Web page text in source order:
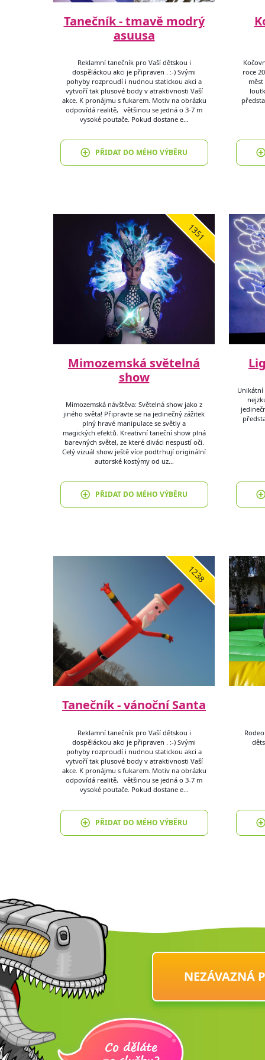
Tanečník - tmavě modrý
asuusa
Reklamní tanečník pro Vaší dětskou i
dospěláckou akci je připraven . :-) Svými
pohyby rozproudí i nudnou statickou akci a
vytvoří tak plusové body v atraktivnosti Vaší
akce. K pronájmu s fukarem. Motiv na obrázku
odpovídá realitě, většinou se jedná o 3-7 m
vysoké poutače. Pokud dostane e…
PŘIDAT DO MÉHO VÝBĚRU
roce
1351
Mimozemská světelná
show
Mimozemská návštěva: Světelná show jako z
jiného světa! Připravte se na jedinečný zážitek
plný hravé manipulace se světly a
magických efektů. Kreativní taneční show plná
barevných světel, ze které diváci nespustí oči.
Celý vizuál show ještě více podtrhují originální
autorské kostýmy od uz…
PŘIDAT DO MÉHO VÝBĚRU
1238
Tanečník - vánoční Santa
Reklamní tanečník pro Vaší dětskou i
dospěláckou akci je připraven . :-) Svými
pohyby rozproudí i nudnou statickou akci a
vytvoří tak plusové body v atraktivnosti Vaší
akce. K pronájmu s fukarem. Motiv na obrázku
odpovídá realitě, většinou se jedná o 3-7 m
vysoké poutače. Pokud dostane e…
PŘIDAT DO MÉHO VÝBĚRU
NEZÁVAZNÁ